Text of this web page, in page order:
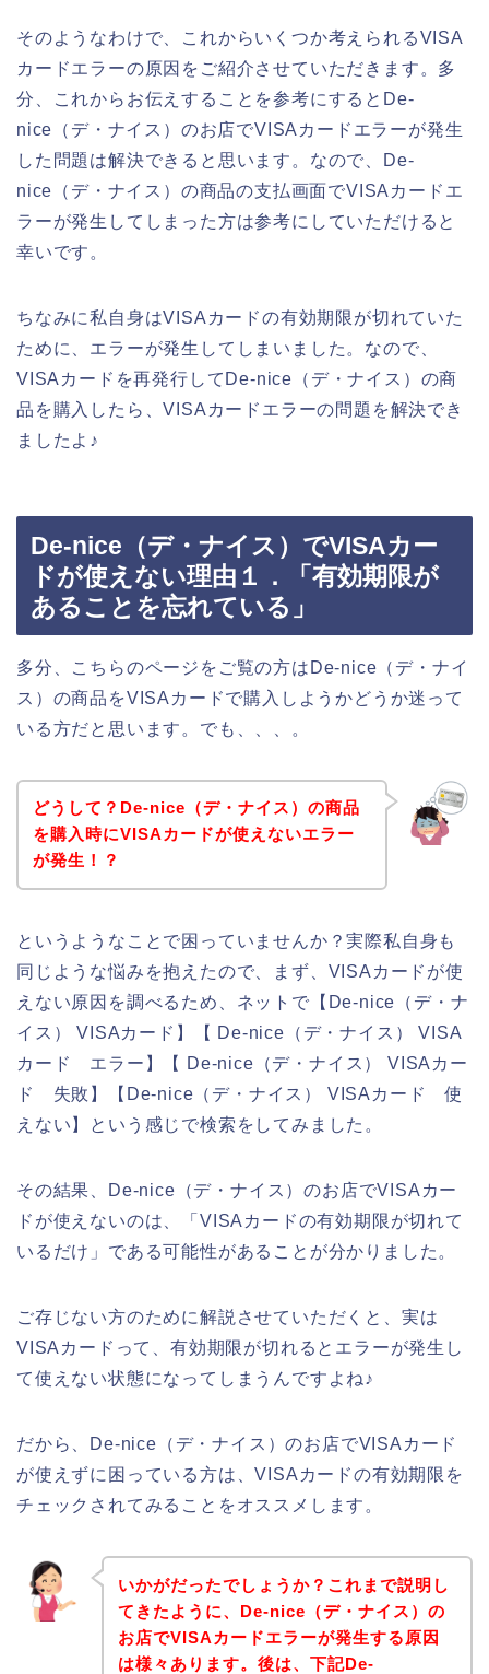
そのようなわけで、これからいくつか考えられるVISA
カードエラーの原因をご紹介させていただきます。多
分、これからお伝えすることを参考にするとDe-
nice（デ・ナイス）のお店でVISAカードエラーが発生
した問題は解決できると思います。なので、De-
nice（デ・ナイス）の商品の支払画面でVISAカードエ
ラーが発生してしまった方は参考にしていただけると
幸いです。
ちなみに私自身はVISAカードの有効期限が切れていた
ために、エラーが発生してしまいました。なので、
VISAカードを再発行してDe-nice（デ・ナイス）の商
品を購入したら、VISAカードエラーの問題を解決でき
ましたよ♪
De-nice（デ・ナイス）でVISAカー
ドが使えない理由１．「有効期限が
あることを忘れている」
多分、こちらのページをご覧の方はDe-nice（デ・ナイ
ス）の商品をVISAカードで購入しようかどうか迷って
いる方だと思います。でも、、、。
どうして？De-nice（デ・ナイス）の商品
を購入時にVISAカードが使えないエラー
が発生！？
というようなことで困っていませんか？実際私自身も
同じような悩みを抱えたので、まず、VISAカードが使
えない原因を調べるため、ネットで【De-nice（デ・ナ
イス） VISAカード】【 De-nice（デ・ナイス） VISA
カード エラー】【 De-nice（デ・ナイス） VISAカー
ド 失敗】【De-nice（デ・ナイス） VISAカード 使
えない】という感じで検索をしてみました。
その結果、De-nice（デ・ナイス）のお店でVISAカー
ドが使えないのは、「VISAカードの有効期限が切れて
いるだけ」である可能性があることが分かりました。
ご存じない方のために解説させていただくと、実は
VISAカードって、有効期限が切れるとエラーが発生し
て使えない状態になってしまうんですよね♪
だから、De-nice（デ・ナイス）のお店でVISAカード
が使えずに困っている方は、VISAカードの有効期限を
チェックされてみることをオススメします。
いかがだったでしょうか？これまで説明し
てきたように、De-nice（デ・ナイス）の
お店でVISAカードエラーが発生する原因
は様々あります。後は、下記De-